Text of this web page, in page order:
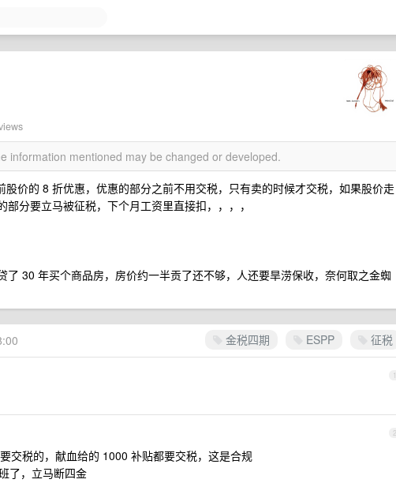
information mentioned may be changed or developed.
股价的 8 折优惠，优惠的部分之前不用交税，只有卖的时候才交税，如果股价走
分要立马被征税，下个月工资里直接扣，，，，
了 30 年买个商品房，房价约一半贡了还不够，人还要旱涝保收，奈何取之金蜘
金税四期 ESPP 征税
1
2
交税的，献血给的 1000 补贴都要交税，这是合规
了，立马断四金